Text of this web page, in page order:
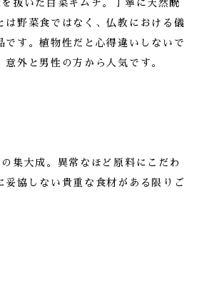
抜いた白菜キムチ。丁寧に天然醗
野菜食ではなく、仏教における儀
す。植物性だと心得違いしないで
外と男性の方から人気です。
集大成。異常なほど原料にこだわ
妥協しない貴重な食材がある限りご